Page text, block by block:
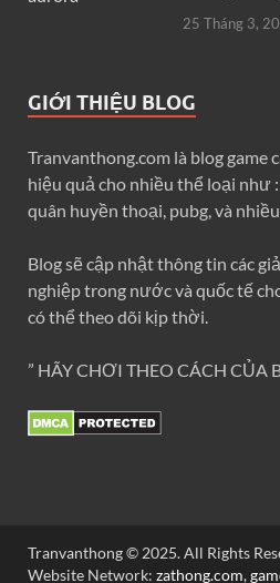
25 Tháng 3,
GIỚI THIỆU BLOG
Tranvanthong.com là blog game
hiệu quả cho nhiều thể loại như
quân huyền thoại, pubg, và
Blog sẽ cập nhật thông tin các
nghiệp trong nước và quốc tế
có thể theo dõi kịp thời.
” HÃY CHƠI THEO CÁCH CỦA
Tranvanthong © 2025. All Rights
Website Network: zathong.com,